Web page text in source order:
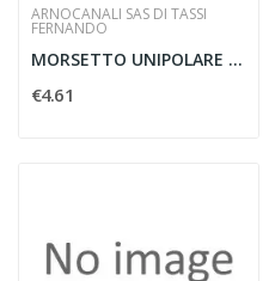
ARNOCANALI SAS DI TASSI
FERNANDO
MORSETTO UNIPOLARE 35 MMQ
€4.61